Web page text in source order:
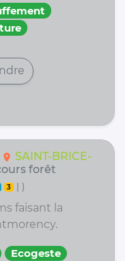
location_on SAINT-BRICE-
forêt
3 | )
faisant la
Ecogeste